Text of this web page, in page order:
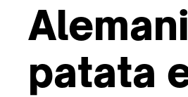
patata